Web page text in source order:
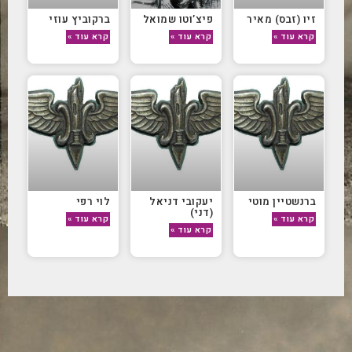
זיו (זבס) מאיר
קרא עוד »
פיצ’וטו שמואל
קרא עוד »
ברקוביץ עוזי
קרא עוד »
ברנשטיין מוטי
קרא עוד »
יעקובי דניאל
(דני)
קרא עוד »
לוי רפי
קרא עוד »